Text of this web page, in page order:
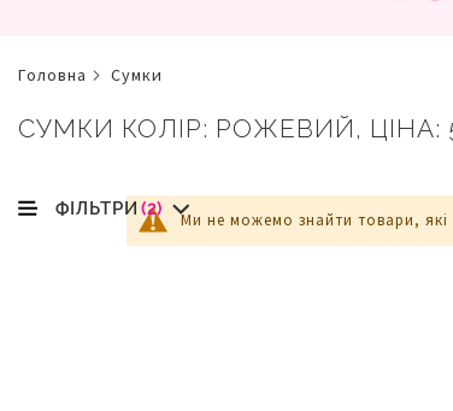
головна сумки
СУМКИ КОЛІР: РОЖЕВИЙ, ЦІНА:
Ми не можемо знайти товари, які
ФІЛЬТРИ (2)